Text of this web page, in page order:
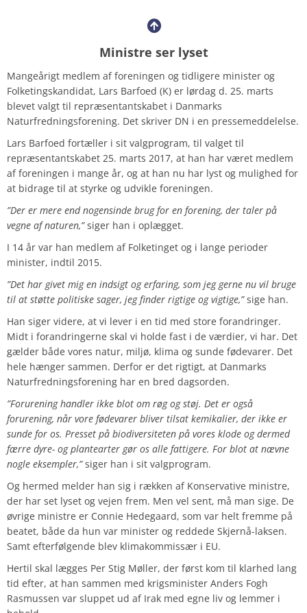
Ministre ser lyset
Mangeårigt medlem af foreningen og tidligere minister og
Folketingskandidat, Lars Barfoed (K) er lørdag d. 25. marts
blevet valgt til repræsentantskabet i Danmarks
Naturfredningsforening. Det skriver DN i en pressemeddelelse.
Lars Barfoed fortæller i sit valgprogram, til valget til
repræsentantskabet 25. marts 2017, at han har været medlem
af foreningen i mange år, og at han nu har lyst og mulighed for
at bidrage til at styrke og udvikle foreningen.
”Der er mere end nogensinde brug for en forening, der taler på
vegne af naturen,”siger han i oplægget.
I 14 år var han medlem af Folketinget og i lange perioder
minister, indtil 2015.
”Det har givet mig en indsigt og erfaring, som jeg gerne nu vil bruge
til at støtte politiske sager, jeg finder rigtige og vigtige,”sige han.
Han siger videre, at vi lever i en tid med store forandringer.
Midt i forandringerne skal vi holde fast i de værdier, vi har. Det
gælder både vores natur, miljø, klima og sunde fødevarer. Det
hele hænger sammen. Derfor er det rigtigt, at Danmarks
Naturfredningsforening har en bred dagsorden.
”Forurening handler ikke blot om røg og støj. Det er også
forurening, når vore fødevarer bliver tilsat kemikalier, der ikke er
sunde for os. Presset på biodiversiteten på vores klode og dermed
færre dyre- og plantearter gør os alle fattigere. For blot at nævne
nogle eksempler,”siger han i sit valgprogram.
Og hermed melder han sig i rækken af Konservative ministre,
der har set lyset og vejen frem. Men vel sent, må man sige. De
øvrige ministre er Connie Hedegaard, som var helt fremme på
beatet, både da hun var minister og reddede Skjernå-laksen.
Samt efterfølgende blev klimakommissær i EU.
Hertil skal lægges Per Stig Møller, der først kom til klarhed lang
tid efter, at han sammen med krigsminister Anders Fogh
Rasmussen var sluppet ud af Irak med egne liv og lemmer i